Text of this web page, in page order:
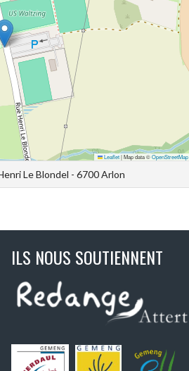
Leaflet|Map data ©OpenStreetMap
Le Blondel - 6700 Arlon
ILS NOUS SOUTIENNENT